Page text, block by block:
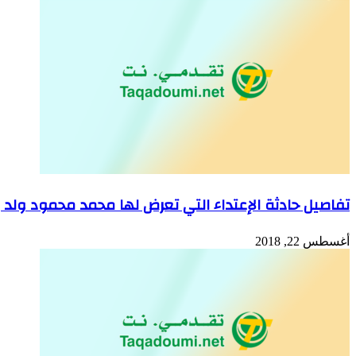
تفاصيل حادثة الإعتداء التي تعرض لها محمد محمود
أغسطس 22, 2018